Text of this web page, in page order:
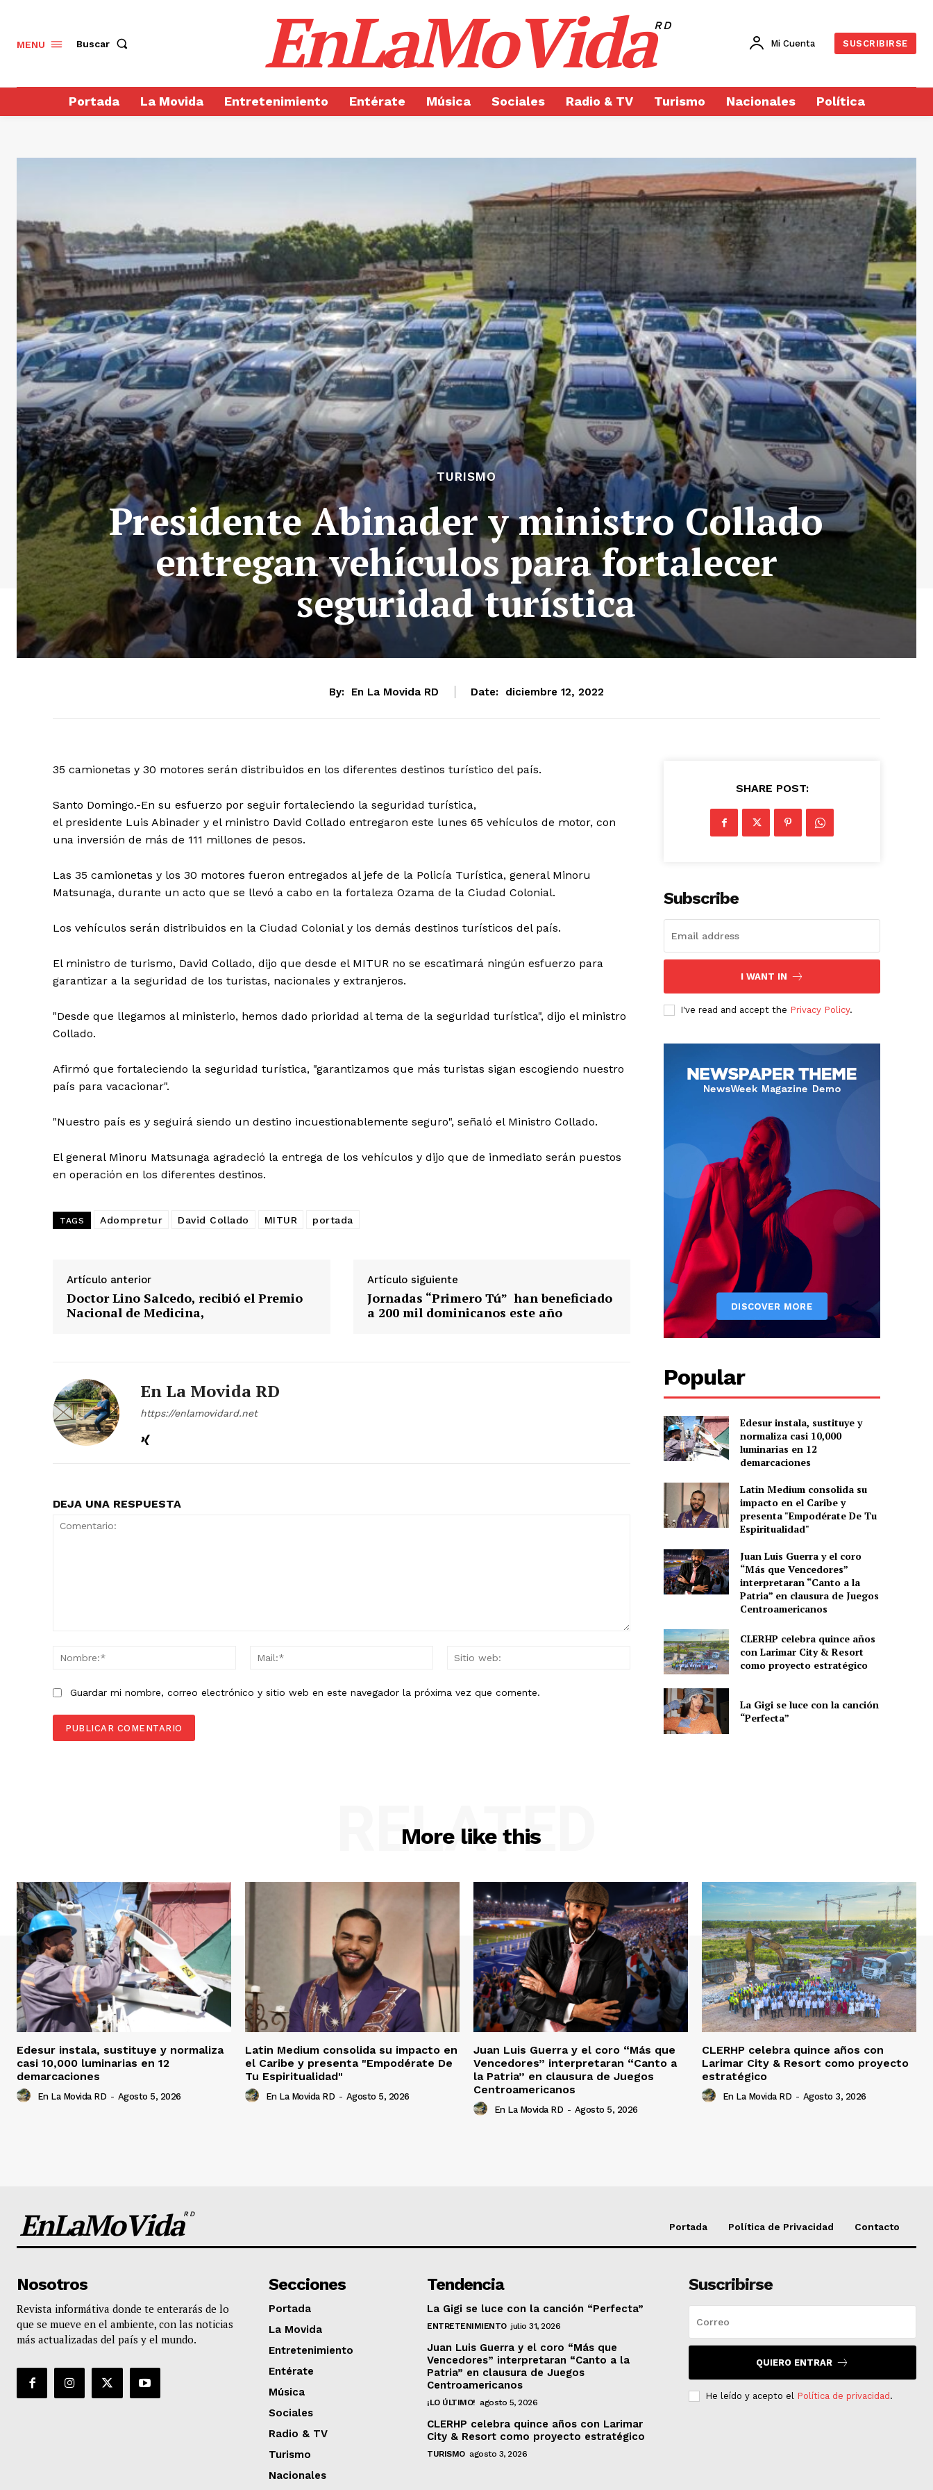
Día de Leyendas
Día de Leyendas
MENU Buscar EnLaMoVidaRD
Mi Cuenta SUSCRIBIRSE
Portada La Movida Entretenimiento Entérate Música Sociales Radio & TV Turismo Nacionales Política
TURISMO
Presidente Abinader y ministro Collado
entregan vehículos para fortalecer
seguridad turística
By: En La Movida RD Date: diciembre 12, 2022
35 camionetas y 30 motores serán distribuidos en los diferentes destinos turístico del país.
Santo Domingo.-En su esfuerzo por seguir fortaleciendo la seguridad turística,
el presidente Luis Abinader y el ministro David Collado entregaron este lunes 65 vehículos de motor, con
una inversión de más de 111 millones de pesos.
Las 35 camionetas y los 30 motores fueron entregados al jefe de la Policía Turística, general Minoru
Matsunaga, durante un acto que se llevó a cabo en la fortaleza Ozama de la Ciudad Colonial.
Los vehículos serán distribuidos en la Ciudad Colonial y los demás destinos turísticos del país.
El ministro de turismo, David Collado, dijo que desde el MITUR no se escatimará ningún esfuerzo para
garantizar a la seguridad de los turistas, nacionales y extranjeros.
"Desde que llegamos al ministerio, hemos dado prioridad al tema de la seguridad turística", dijo el ministro
Collado.
Afirmó que fortaleciendo la seguridad turística, "garantizamos que más turistas sigan escogiendo nuestro
país para vacacionar".
"Nuestro país es y seguirá siendo un destino incuestionablemente seguro", señaló el Ministro Collado.
El general Minoru Matsunaga agradeció la entrega de los vehículos y dijo que de inmediato serán puestos
en operación en los diferentes destinos.
TAGS Adompretur David Collado MITUR portada
Artículo anterior
Doctor Lino Salcedo, recibió el Premio
Nacional de Medicina,
Artículo siguiente
Jornadas “Primero Tú” han beneficiado
a 200 mil dominicanos este año
En La Movida RD
https://enlamovidard.net
DEJA UNA RESPUESTA
Nombre:*
Mail:*
Guardar mi nombre, correo electrónico y sitio web en este navegador la próxima vez que comente.
SHARE POST:
Subscribe
I WANT IN
I've read and accept the Privacy Policy.
Popular
Edesur instala, sustituye y
normaliza casi 10,000
luminarias en 12
demarcaciones
Latin Medium consolida su
impacto en el Caribe y
presenta "Empodérate De Tu
Espiritualidad"
Juan Luis Guerra y el coro
“Más que Vencedores”
interpretaran “Canto a la
Patria” en clausura de Juegos
Centroamericanos
CLERHP celebra quince años
con Larimar City & Resort
como proyecto estratégico
La Gigi se luce con la canción
“Perfecta”
More like this
RELATED
Edesur instala, sustituye y normaliza
casi 10,000 luminarias en 12
demarcaciones
En La Movida RD - Agosto 5, 2026
Latin Medium consolida su impacto en
el Caribe y presenta "Empodérate De
Tu Espiritualidad"
En La Movida RD - Agosto 5, 2026
Juan Luis Guerra y el coro “Más que
Vencedores” interpretaran “Canto a
la Patria” en clausura de Juegos
Centroamericanos
En La Movida RD - Agosto 5, 2026
CLERHP celebra quince años con
Larimar City & Resort como proyecto
estratégico
En La Movida RD - Agosto 3, 2026
EnLaMoVidaRD
Portada Política de Privacidad Contacto
Nosotros
Revista informátiva donde te enterarás de lo
que se mueve en el ambiente, con las noticias
más actualizadas del país y el mundo.
Secciones
Portada
La Movida
Entretenimiento
Entérate
Música
Sociales
Radio & TV
Turismo
Nacionales
Tendencia
La Gigi se luce con la canción “Perfecta”
ENTRETENIMIENTO julio 31, 2026
Juan Luis Guerra y el coro “Más que
Vencedores” interpretaran “Canto a la
Patria” en clausura de Juegos
Centroamericanos
¡LO ÚLTIMO! agosto 5, 2026
CLERHP celebra quince años con Larimar
City & Resort como proyecto estratégico
TURISMO agosto 3, 2026
Suscribirse
QUIERO ENTRAR
He leído y acepto el Política de privacidad .